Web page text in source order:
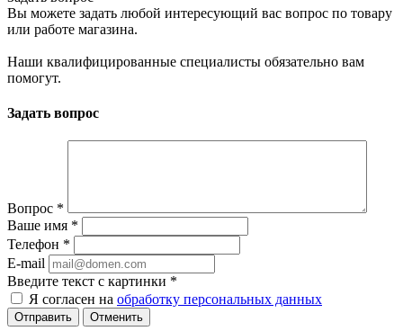
Вы можете задать любой интересующий вас вопрос по товару
или работе магазина.
Наши квалифицированные специалисты обязательно вам
помогут.
Задать вопрос
Вопрос *
Ваше имя *
Телефон *
E-mail
Введите текст с картинки *
Я согласен на обработку персональных данных
Отменить